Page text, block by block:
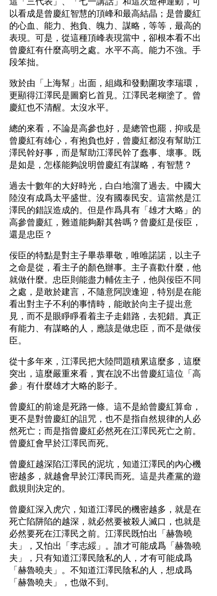
以看成是曾慶紅智慧的頂峰和最高結晶；是曾慶紅
的心血、能力、抱負、魄力、謀略，等等，最高的
表現。可是，從這種頂峰表現當中，卻根本看不出
曾慶紅有什麼高明之處。水平不高。能力不強。手
段笨拙。
致於由「上海幫」出面，組織和發動圍攻李瑞環，
更顯得江澤民是圖窮匕首見。江澤民老糊塗了。曾
慶紅也不清醒。太沒水平。
總的來看，不論是高參也好，是總管也罷，抑或是
曾慶紅有雄心，有抱負也好，曾慶紅都沒有幫助江
澤民幹好事，而是幫助江澤民幹了蠢事、壞事。既
是如是，怎樣能夠說明曾慶紅有謀略，有智慧？
過去十數年的大好時光，白白地溜了過去。中國大
陸沒有成爲太平盛世。沒有國泰民安。這當然是江
澤民的錯誤造成的。但是作爲具有「雄才大略」的
高參曾慶紅，難道能夠辭其咎嗎？曾慶紅是佞臣，
還是忠臣？
佞臣的特點是對主子畢恭畢敬，唯唯諾諾，以主子
之命是從，看主子的顏色辦事。主子喜歡什麼，他
就做什麼。忠臣則能盡力輔佐主子，他與佞臣不同
之處，是敢於建言，不隨意阿諛逢迎，特別是在能
看出對主子不利的事情時，能敢於向主子提出意
見，而不是眼睜睜看着主子走錯路，去犯錯。真正
有能力、有謀略的人，應該是做忠臣，而不是做佞
臣。
從十多年來，江澤民把大陸問題積累這麼多，這麼
突出，這麼嚴重來看，實在說不出曾慶紅這位「高
參」有什麼雄才大略的影子。
曾慶紅的前途是死路一條。這不是給曾慶紅算命，
更不是對曾慶紅的詛咒，也不是指自然規律的人必
然死亡；而是指曾慶紅必然死在江澤民死亡之前。
曾慶紅會早於江澤民而死。
曾慶紅越深陷江澤民的泥坑，知道江澤民的內心機
密越多，就越會早於江澤民而死。這是共產黨的遊
戲規則決定的。
曾慶紅深入虎穴，知道江澤民的機密越多，就是在
死亡陷阱陷的越深，就必然要被殺人滅口，也就是
必然要死在江澤民之前。江澤民既怕出「赫魯曉
夫」，又怕出「李志綏」。誰才可能成爲「赫魯曉
夫」，只有知道江澤民陰私的人，才有可能成爲
「赫魯曉夫」。不知道江澤民陰私的人，想成爲
「赫魯曉夫」，也做不到。